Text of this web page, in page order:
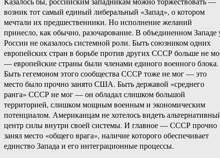
возник тот самый единый либеральный «Запад», о котором
мечтали их предшественники. Но исполнение желаний
принесло, как обычно, разочарование. В объединенном Западе
России не оказалось системной роли. Быть союзником одних
европейских стран в борьбе против других СССР больше не
— европейские страны были членами единого военного блока.
Быть гегемоном этого сообщества СССР тоже не мог — это
место было прочно занято США. Быть державой «среднего
ранга» СССР не мог — он обладал слишком большой
территорией, слишком мощным военным и экономическим
потенциалом. Американцам не хотелось видеть
центр силы внутри своей системы. И главное — СССР прочно
занял место «общего врага», наличие которого обеспечивает
единство Запада и его интеграционные процессы.